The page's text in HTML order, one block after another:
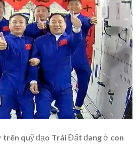
trên quỹ đạo Trái Đất đang ở con